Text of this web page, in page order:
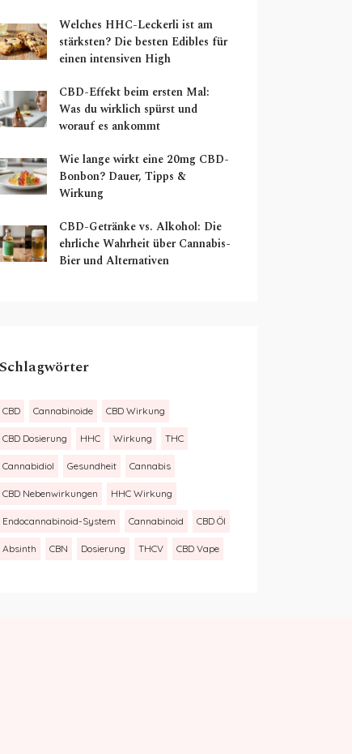
Welches HHC-Leckerli ist am
stärksten? Die besten Edibles für
einen intensiven High
CBD-Effekt beim ersten Mal:
Was du wirklich spürst und
worauf es ankommt
Wie lange wirkt eine 20mg CBD-
Bonbon? Dauer, Tipps &
Wirkung
CBD-Getränke vs. Alkohol: Die
ehrliche Wahrheit über Cannabis-
Bier und Alternativen
Schlagwörter
CBD Cannabinoide CBD Wirkung
CBD Dosierung HHC Wirkung THC
Cannabidiol Gesundheit Cannabis
CBD Nebenwirkungen HHC Wirkung
Endocannabinoid-System Cannabinoid CBD Öl
Absinth CBN Dosierung THCV CBD Vape